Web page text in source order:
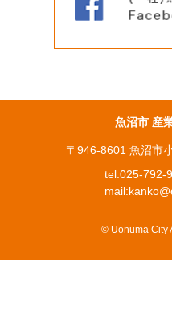
魚沼市 産
〒946-8601 魚沼市
tel:025-792-
mail:
© Uonuma City